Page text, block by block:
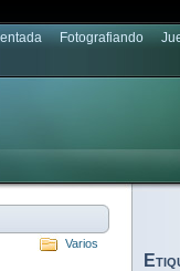
Fotografiando
Varios